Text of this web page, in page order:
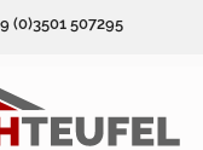
(0)3501 507295